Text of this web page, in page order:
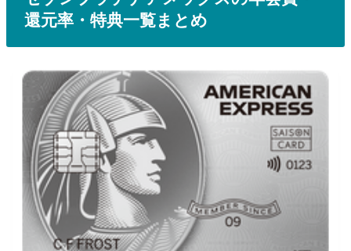
還元率・特典一覧まとめ